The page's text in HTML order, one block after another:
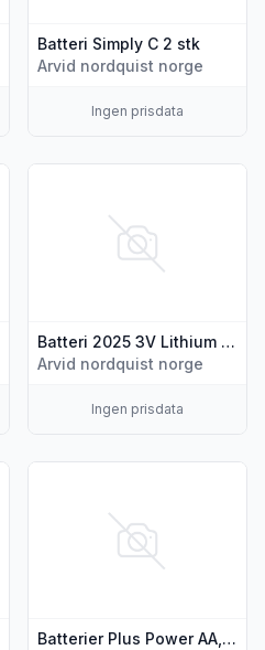
Batteri Simply C 2 stk
Arvid nordquist norge
Ingen prisdata
"Led Lysrør T8 6,6w/830
Batteri 2025 3V Lithium 2 stk
Arvid nordquist norge
Ingen prisdata
"Batterier DLR 20 1,5V
Batterier Plus Power AA, 4 stk